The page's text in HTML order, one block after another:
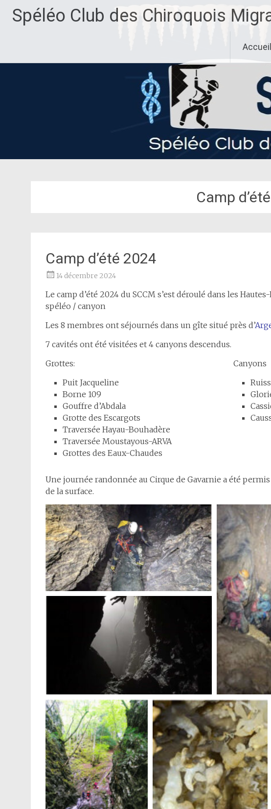
Spéléo Club des Chiroquois
Accueil
Camp d’été
Camp d’été 2024
14 décembre 2024
Le camp d’été 2024 du SCCM s’est déroulé dans les
spéléo / canyon
Les 8 membres ont séjournés dans un gîte situé près d’
7 cavités ont été visitées et 4 canyons descendus.
Grottes:
Puit Jacqueline
Borne 109
Gouffre d’Abdala
Grotte des Escargots
Traversée Hayau-Bouhadère
Traversée Moustayous-ARVA
Grottes des Eaux-Chaudes
Canyons
Une journée randonnée au Cirque de Gavarnie a été
de la surface.